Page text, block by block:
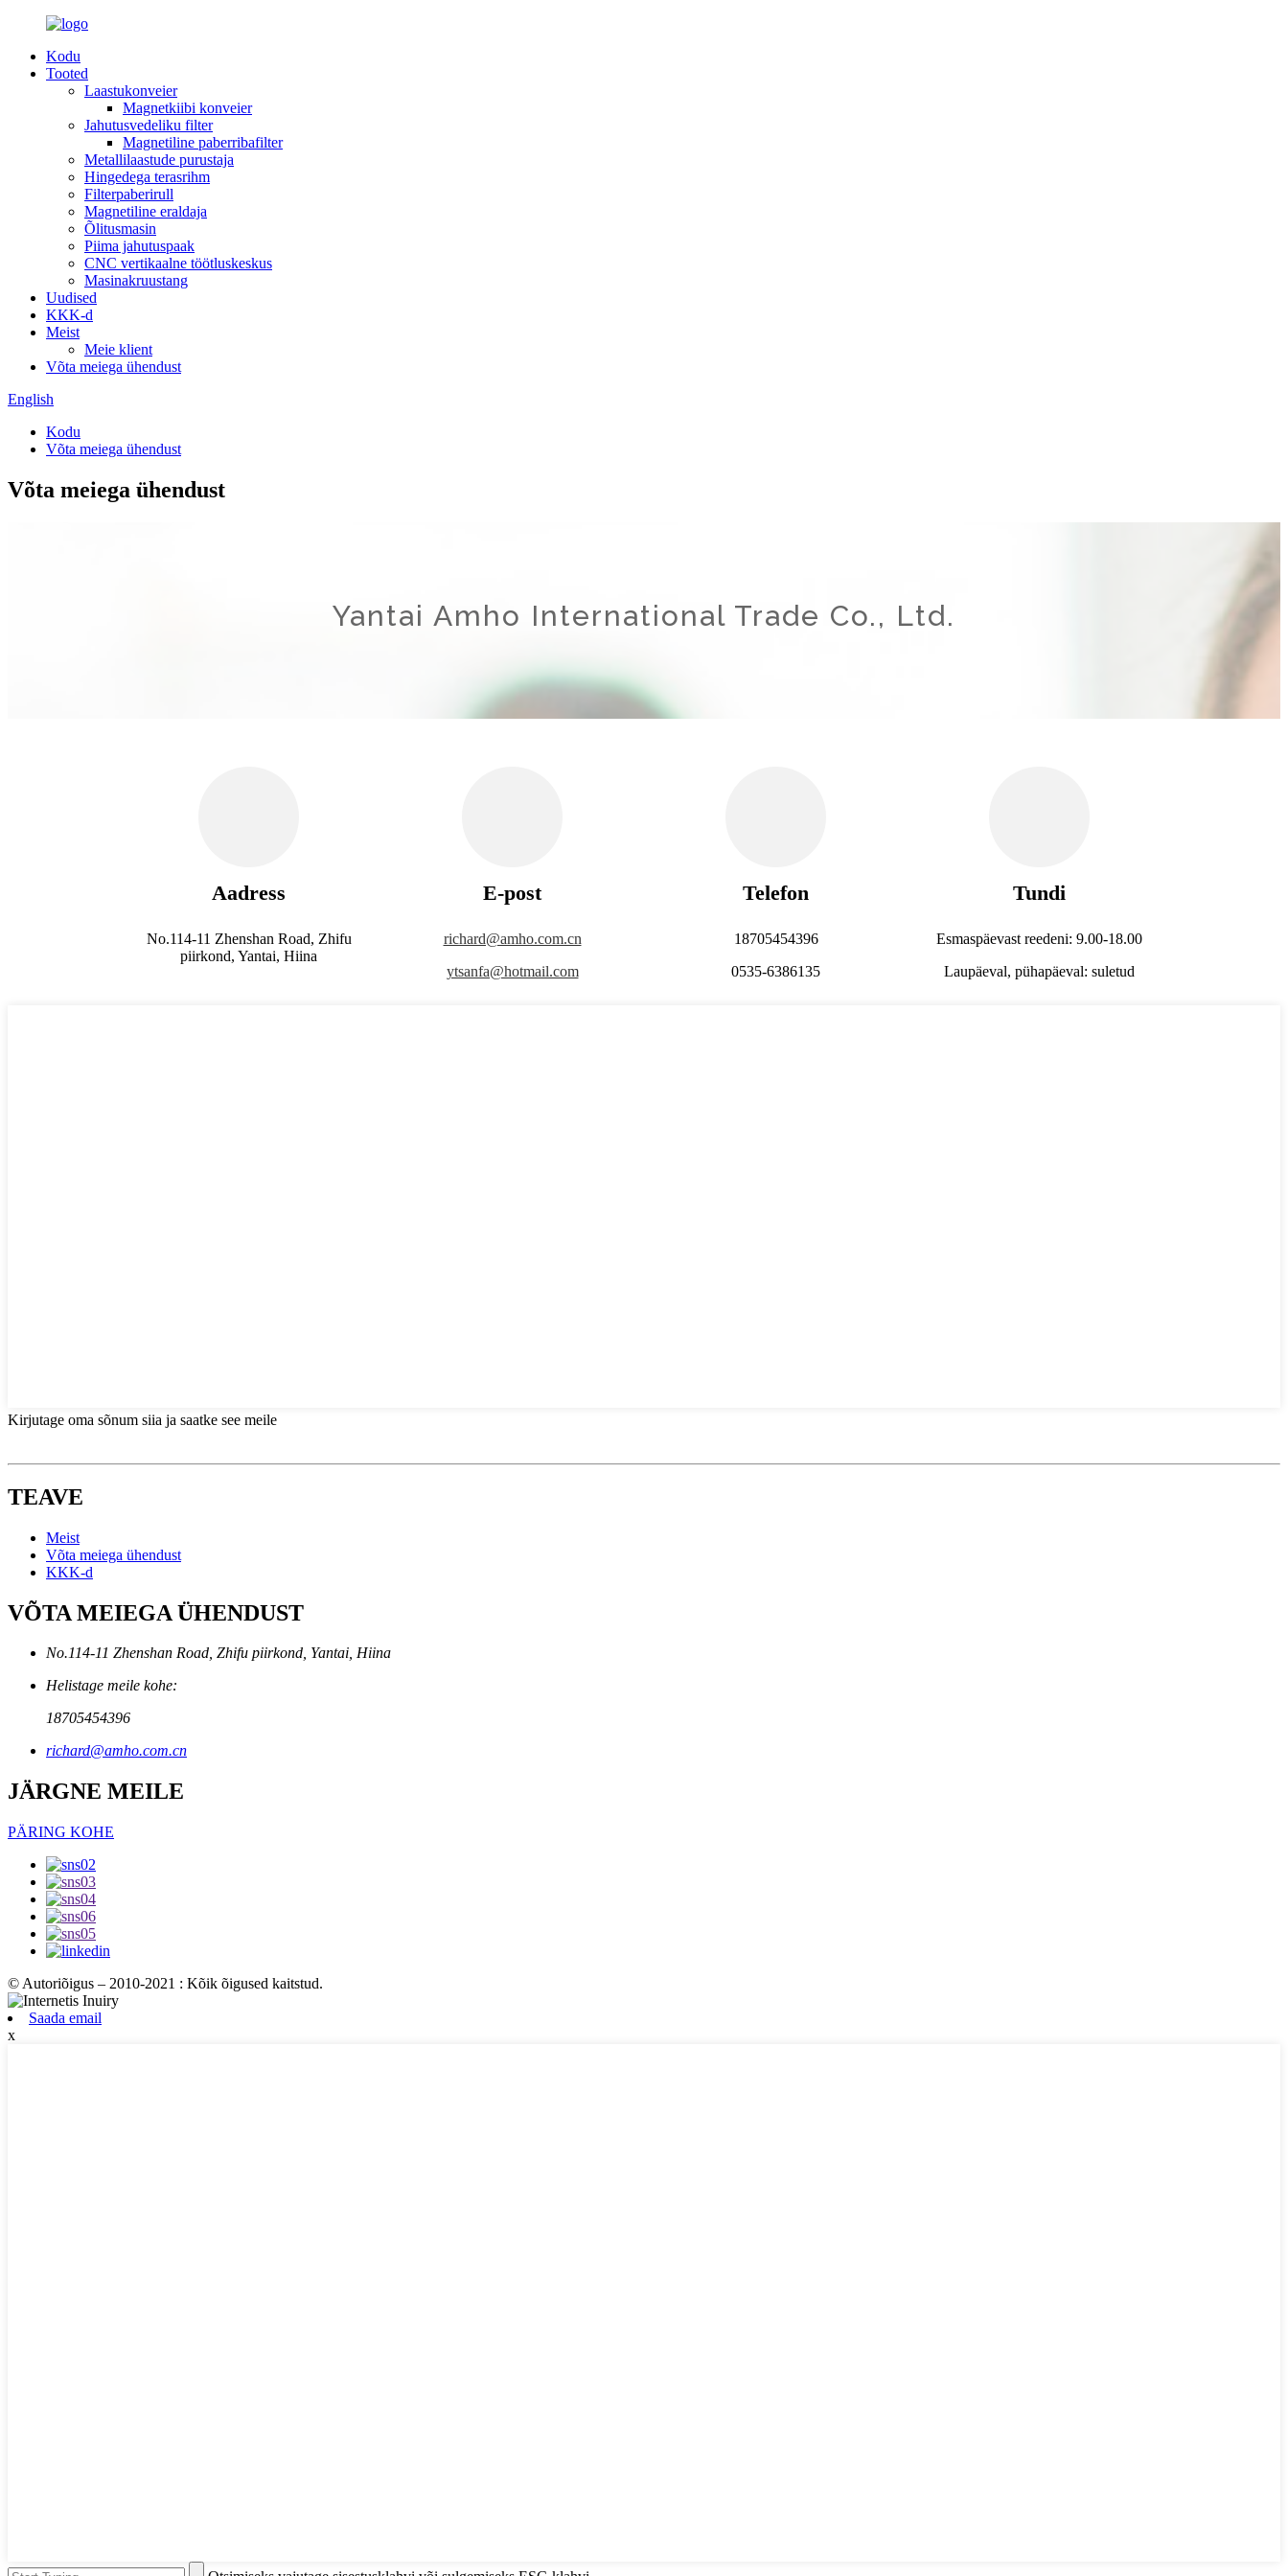
Kodu
Tooted
Laastukonveier
Magnetkiibi konveier
Jahutusvedeliku filter
Magnetiline paberribafilter
Metallilaastude purustaja
Hingedega terasrihm
Filterpaberirull
Magnetiline eraldaja
Õlitusmasin
Piima jahutuspaak
CNC vertikaalne töötluskeskus
Masinakruustang
Uudised
KKK-d
Meist
Meie klient
Võta meiega ühendust
English
Kodu
Võta meiega ühendust
Võta meiega ühendust
Yantai Amho International Trade Co., Ltd.
Aadress
No.114-11 Zhenshan Road, Zhifu
piirkond, Yantai, Hiina
E-post
richard@amho.com.cn
ytsanfa@hotmail.com
Telefon
18705454396
0535-6386135
Tundi
Esmaspäevast reedeni: 9.00-18.00
Laupäeval, pühapäeval: suletud
Kirjutage oma sõnum siia ja saatke see meile
TEAVE
Meist
Võta meiega ühendust
KKK-d
VÕTA MEIEGA ÜHENDUST
No.114-11 Zhenshan Road, Zhifu piirkond, Yantai, Hiina
Helistage meile kohe:
18705454396
richard@amho.com.cn
JÄRGNE MEILE
PÄRING KOHE
© Autoriõigus – 2010-2021 : Kõik õigused kaitstud.
Saada email
x